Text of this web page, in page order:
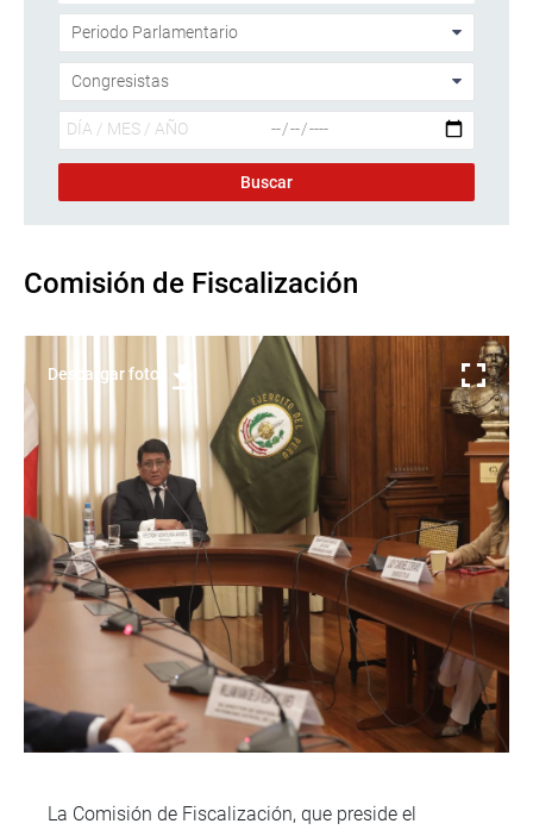
Comisión de Fiscalización
Descargar foto
La Comisión de Fiscalización, que preside el